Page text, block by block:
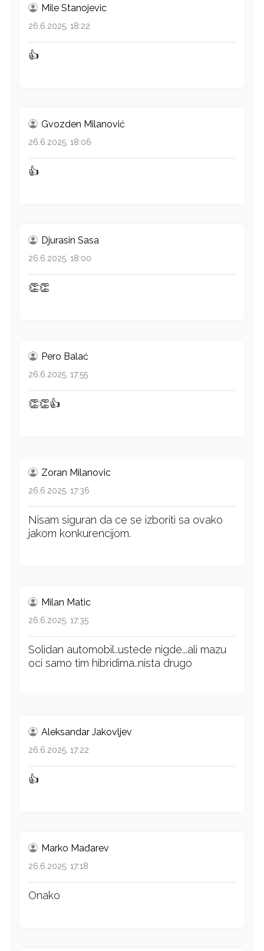
Mile Stanojevic
26.6.2025. 18:22
👍
Gvozden Milanović
26.6.2025. 18:06
👍
Djurasin Sasa
26.6.2025. 18:00
👏👏
Pero Balać
26.6.2025. 17:55
👏👏👍
Zoran Milanovic
26.6.2025. 17:36
Nisam siguran da ce se izboriti sa ovako
jakom konkurencijom.
Milan Matic
26.6.2025. 17:35
Solidan automobil..ustede nigde...ali mazu
oci samo tim hibridima..nista drugo
Aleksandar Jakovljev
26.6.2025. 17:22
👍
Marko Mađarev
26.6.2025. 17:18
Onako